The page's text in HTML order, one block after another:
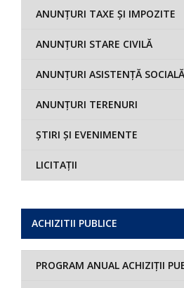
ANUNȚURI TAXE ȘI IMPOZITE
ANUNȚURI STARE CIVILĂ
ANUNȚURI ASISTENȚĂ SOCIALĂ
ANUNȚURI TERENURI
ȘTIRI ȘI EVENIMENTE
LICITAȚII
ACHIZITII PUBLICE
PROGRAM ANUAL ACHIZIȚII